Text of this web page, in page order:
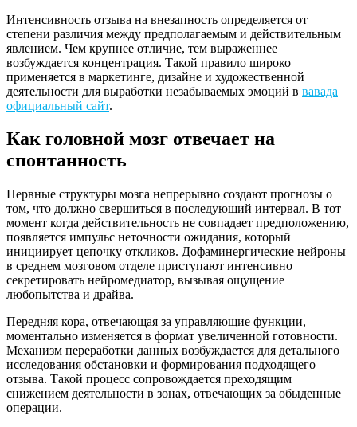
Интенсивность отзыва на внезапность определяется от
степени различия между предполагаемым и действительным
явлением. Чем крупнее отличие, тем выраженнее
возбуждается концентрация. Такой правило широко
применяется в маркетинге, дизайне и художественной
деятельности для выработки незабываемых эмоций в вавада
официальный сайт.
Как головной мозг отвечает на
спонтанность
Нервные структуры мозга непрерывно создают прогнозы о
том, что должно свершиться в последующий интервал. В тот
момент когда действительность не совпадает предположению,
появляется импульс неточности ожидания, который
инициирует цепочку откликов. Дофаминергические нейроны
в среднем мозговом отделе приступают интенсивно
секретировать нейромедиатор, вызывая ощущение
любопытства и драйва.
Передняя кора, отвечающая за управляющие функции,
моментально изменяется в формат увеличенной готовности.
Механизм переработки данных возбуждается для детального
исследования обстановки и формирования подходящего
отзыва. Такой процесс сопровождается преходящим
снижением деятельности в зонах, отвечающих за обыденные
операции.